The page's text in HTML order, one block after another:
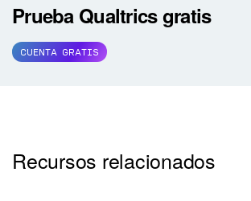
Prueba Qualtrics gratis
CUENTA GRATIS
Recursos relacionados